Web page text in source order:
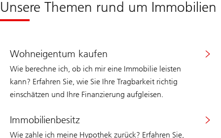
Sie
Unsere Themen rund um Immobilien
Wohneigentum kaufen
Wie berechne ich, ob ich mir eine Immobilie leisten
kann? Erfahren Sie, wie Sie Ihre Tragbarkeit richtig
einschätzen und Ihre Finanzierung aufgleisen.
Immobilienbesitz
Wie zahle ich meine Hypothek zurück? Erfahren Sie,